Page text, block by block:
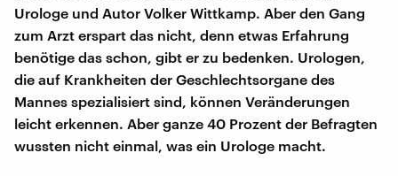
Urologe und Autor Volker Wittkamp. Aber den Gang
zum Arzt erspart das nicht, denn etwas Erfahrung
benötige das schon, gibt er zu bedenken. Urologen,
die auf Krankheiten der Geschlechtsorgane des
Mannes spezialisiert sind, können Veränderungen
leicht erkennen. Aber ganze 40 Prozent der Befragten
wussten nicht einmal, was ein Urologe macht.